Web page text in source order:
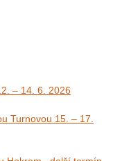
– 14. 6. 2026
15. – 17.